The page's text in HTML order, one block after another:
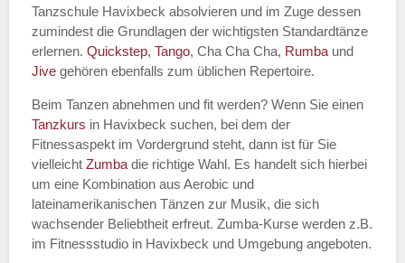
Tanzart*
Tanzschule Havixbeck absolvieren und im Zuge dessen
zumindest die Grundlagen der wichtigsten Standardtänze
erlernen. Quickstep, Tango, Cha Cha Cha, Rumba und
Jive gehören ebenfalls zum üblichen Repertoire.
Beim Tanzen abnehmen und fit werden? Wenn Sie einen
Tanzkurs in Havixbeck suchen, bei dem der
Fitnessaspekt im Vordergrund steht, dann ist für Sie
vielleicht Zumba die richtige Wahl. Es handelt sich hierbei
um eine Kombination aus Aerobic und
lateinamerikanischen Tänzen zur Musik, die sich
wachsender Beliebtheit erfreut. Zumba-Kurse werden z.B.
im Fitnessstudio in Havixbeck und Umgebung angeboten.